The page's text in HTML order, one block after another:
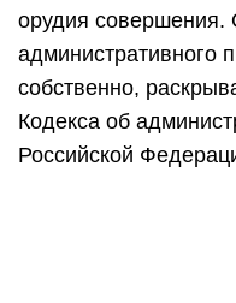
орудия совершения.
административного
собственно,
Кодекса об
Российской